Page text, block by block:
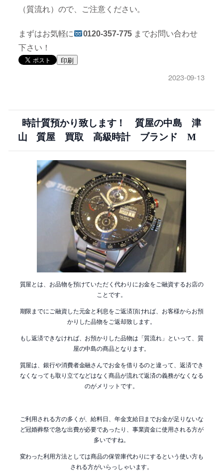
（質流れ）ので、ご注意ください。
まずはお気軽に 0120-357-775 までお問い合わせ
下さい！
印刷
2023-09-13
時計質預かり致します！ 質屋の中島 津
山 質屋 買取 高級時計 ブランド M
質屋とは、お品物を預けていただく代わりにお金をご融資するお店の
ことです。
期限までにご融資した元金と利息をご返済頂ければ、お客様からお預
かりした品物をご返却致します。
もし返済できなければ、お預かりした品物は「質流れ」といって、質
屋の中島の商品となります。
質屋は、銀行や消費者金融さんでお金を借りるのと違って、返済でき
なくなっても取り立てなどはなく商品が流れて返済の義務がなくなる
のがメリットです。
ご利用される方の多くが、給料日、年金支給日までお金が足りないな
ど冠婚葬祭で急な出費が必要であったり、事業資金に使用される方が
多いですね。
変わった利用方法としては商品の保管庫代わりにするという使い方も
される方がいらっしゃいます。